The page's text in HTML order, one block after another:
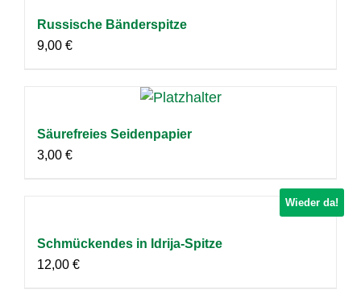
Russische Bänderspitze
9,00 €
Säurefreies Seidenpapier
3,00 €
Wieder da!
Schmückendes in Idrija-Spitze
12,00 €